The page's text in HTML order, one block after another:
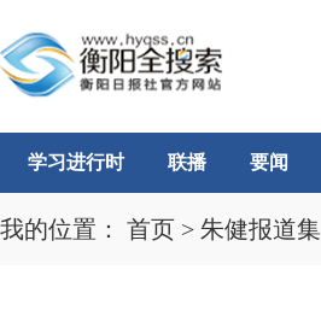
学习进行时 联播 要闻
我的位置： 首页 > 朱健报道集